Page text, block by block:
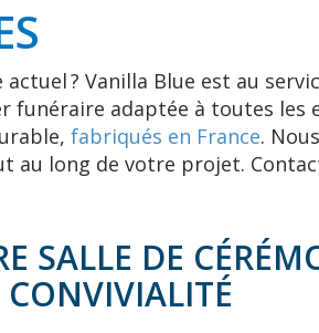
? Vanilla Blue est au
adaptée à toutes les
fabriqués en France.
au long de votre projet.
SALLE DE
CONVIVIALITÉ